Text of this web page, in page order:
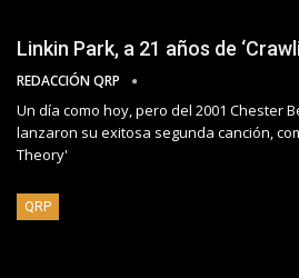
Linkin Park, a 21 años de
REDACCIÓN QRP
Un día como hoy, pero del 2001 Chester
lanzaron su exitosa segunda canción,
Theory'
QRP